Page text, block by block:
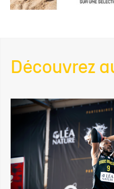
Découvrez